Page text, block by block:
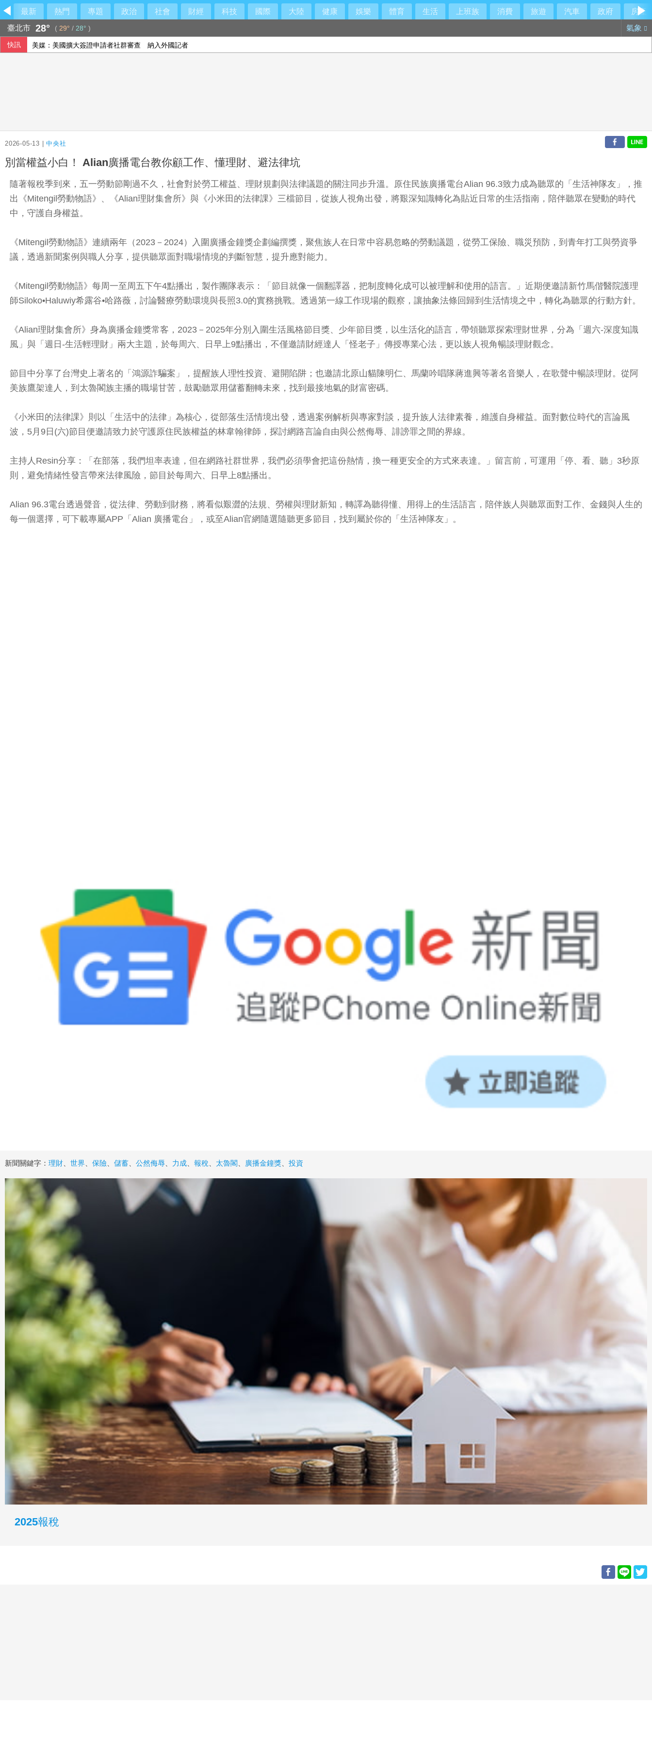
最新 熱門 專題 政治 社會 財經 科技 國際 大陸 健康 娛樂 體育 生活 上班族 消費 旅遊 汽車 政府
房產
臺北市 28° ( 29° / 28° ) 氣象
快訊 美媒：美國擴大簽證申請者社群審查 納入外國記者
2026-05-13 |中央社
別當權益小白！ Alian廣播電台教你顧工作、懂理財、避法律坑
隨著報稅季到來，五一勞動節剛過不久，社會對於勞工權益、理財規劃與法律議題的關注同步升溫。原住民族廣播電台Alian 96.3致力成為聽眾的「生活神隊友」，推
出《Mitengil勞動物語》、《Alian理財集會所》與《小米田的法律課》三檔節目，從族人視角出發，將艱深知識轉化為貼近日常的生活指南，陪伴聽眾在變動的時代
中，守護自身權益。
《Mitengil勞動物語》連續兩年（2023－2024）入圍廣播金鐘獎企劃編撰獎，聚焦族人在日常中容易忽略的勞動議題，從勞工保險、職災預防，到青年打工與勞資爭
議，透過新聞案例與職人分享，提供聽眾面對職場情境的判斷智慧，提升應對能力。
《Mitengil勞動物語》每周一至周五下午4點播出，製作團隊表示：「節目就像一個翻譯器，把制度轉化成可以被理解和使用的語言。」近期便邀請新竹馬偕醫院護理
師Siloko•Haluwiy希露谷•哈路薇，討論醫療勞動環境與長照3.0的實務挑戰。透過第一線工作現場的觀察，讓抽象法條回歸到生活情境之中，轉化為聽眾的行動方針。
《Alian理財集會所》身為廣播金鐘獎常客，2023－2025年分別入圍生活風格節目獎、少年節目獎，以生活化的語言，帶領聽眾探索理財世界，分為「週六-深度知識
風」與「週日-生活輕理財」兩大主題，於每周六、日早上9點播出，不僅邀請財經達人「怪老子」傳授專業心法，更以族人視角暢談理財觀念。
節目中分享了台灣史上著名的「鴻源詐騙案」，提醒族人理性投資、避開陷阱；也邀請北原山貓陳明仁、馬蘭吟唱隊蔣進興等著名音樂人，在歌聲中暢談理財。從阿
美族鷹架達人，到太魯閣族主播的職場甘苦，鼓勵聽眾用儲蓄翻轉未來，找到最接地氣的財富密碼。
《小米田的法律課》則以「生活中的法律」為核心，從部落生活情境出發，透過案例解析與專家對談，提升族人法律素養，維護自身權益。面對數位時代的言論風
波，5月9日(六)節目便邀請致力於守護原住民族權益的林韋翰律師，探討網路言論自由與公然侮辱、誹謗罪之間的界線。
主持人Resin分享：「在部落，我們坦率表達，但在網路社群世界，我們必須學會把這份熱情，換一種更安全的方式來表達。」留言前，可運用「停、看、聽」3秒原
則，避免情緒性發言帶來法律風險，節目於每周六、日早上8點播出。
Alian 96.3電台透過聲音，從法律、勞動到財務，將看似艱澀的法規、勞權與理財新知，轉譯為聽得懂、用得上的生活語言，陪伴族人與聽眾面對工作、金錢與人生的
每一個選擇，可下載專屬APP「Alian 廣播電台」，或至Alian官網隨選隨聽更多節目，找到屬於你的「生活神隊友」。
新聞關鍵字： 理財、 世界、 保險、 儲蓄、 公然侮辱、 力成、 報稅、 太魯閣、 廣播金鐘獎、 投資
2025報稅